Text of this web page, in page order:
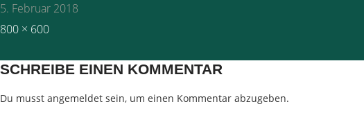
5. Februar 2018
Full
800 × 600
SCHREIBE EINEN KOMMENTAR
Du musst angemeldet sein, um einen Kommentar abzugeben.